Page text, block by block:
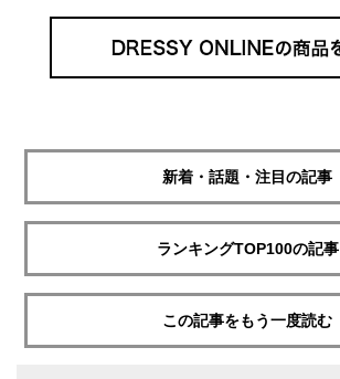
新着・話題・注目の記事
ランキングTOP100の記事
この記事をもう一度読む